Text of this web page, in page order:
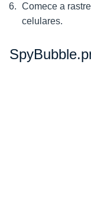
Comece a
celulares.